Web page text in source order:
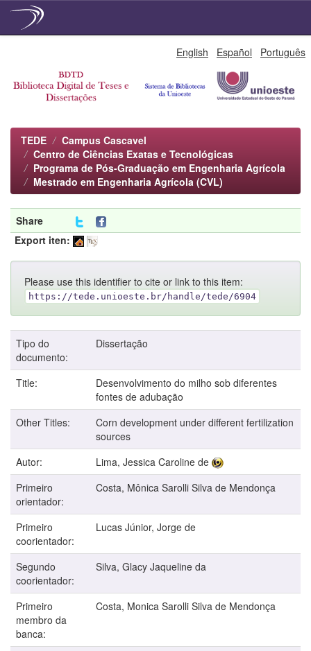
English Español Português
TEDE
Campus Cascavel
Centro de Ciências Exatas e Tecnológicas
Programa de Pós-Graduação em Engenharia Agrícola
Mestrado em Engenharia Agrícola (CVL)
Share
Export iten:
Please use this identifier to cite or link to this item:
https://tede.unioeste.br/handle/tede/6904
Tipo do
documento:
Dissertação
Title:
Desenvolvimento do milho sob diferentes
fontes de adubação
Other Titles:
Corn development under different fertilization
sources
Autor:
Lima, Jessica Caroline de
Primeiro
orientador:
Costa, Mônica Sarolli Silva de Mendonça
Primeiro
coorientador:
Lucas Júnior, Jorge de
Segundo
coorientador:
Silva, Glacy Jaqueline da
Primeiro
membro da
banca:
Costa, Monica Sarolli Silva de Mendonça